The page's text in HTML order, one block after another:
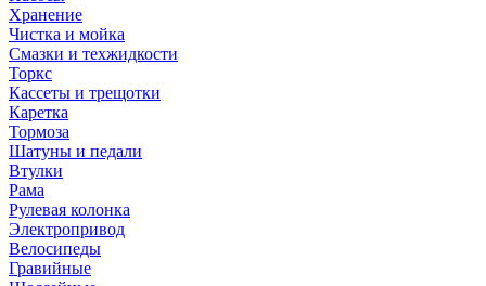
Хранение
Чистка и мойка
Смазки и техжидкости
Торкс
Кассеты и трещотки
Каретка
Тормоза
Шатуны и педали
Втулки
Рама
Рулевая колонка
Электропривод
Велосипеды
Гравийные